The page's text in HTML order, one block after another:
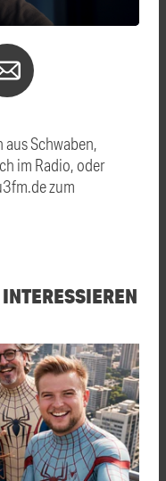
Schwaben,
im Radio, oder
zum